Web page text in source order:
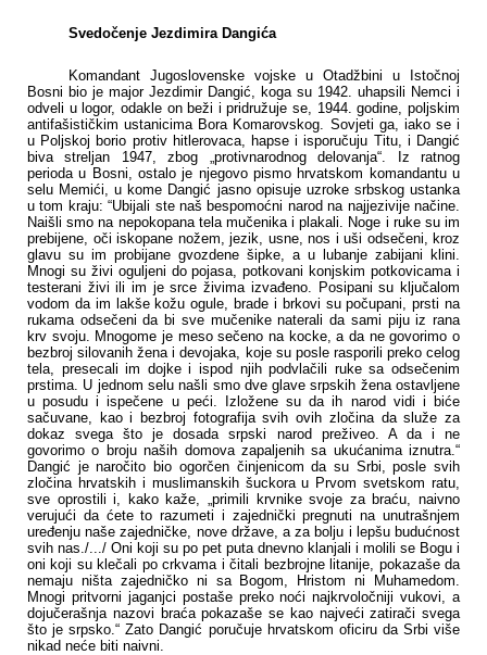
Svedočenje Jezdimira Dangića
Komandant Jugoslovenske vojske u Otadžbini u Istočnoj
Bosni bio je major Jezdimir Dangić, koga su 1942. uhapsili Nemci i
odveli u logor, odakle on beži i pridružuje se, 1944. godine, poljskim
antifašističkim ustanicima Bora Komarovskog. Sovjeti ga, iako se i
u Poljskoj borio protiv hitlerovaca, hapse i isporučuju Titu, i Dangić
biva streljan 1947, zbog „protivnarodnog delovanja“. Iz ratnog
perioda u Bosni, ostalo je njegovo pismo hrvatskom komandantu u
selu Memići, u kome Dangić jasno opisuje uzroke srbskog ustanka
u tom kraju: “Ubijali ste naš bespomoćni narod na najjezivije načine.
Naišli smo na nepokopana tela mučenika i plakali. Noge i ruke su im
prebijene, oči iskopane nožem, jezik, usne, nos i uši odsečeni, kroz
glavu su im probijane gvozdene šipke, a u lubanje zabijani klini.
Mnogi su živi oguljeni do pojasa, potkovani konjskim potkovicama i
testerani živi ili im je srce živima izvađeno. Posipani su ključalom
vodom da im lakše kožu ogule, brade i brkovi su počupani, prsti na
rukama odsečeni da bi sve mučenike naterali da sami piju iz rana
krv svoju. Mnogome je meso sečeno na kocke, a da ne govorimo o
bezbroj silovanih žena i devojaka, koje su posle rasporili preko celog
tela, presecali im dojke i ispod njih podvlačili ruke sa odsečenim
prstima. U jednom selu našli smo dve glave srpskih žena ostavljene
u posudu i ispečene u peći. Izložene su da ih narod vidi i biće
sačuvane, kao i bezbroj fotografija svih ovih zločina da služe za
dokaz svega što je dosada srpski narod preživeo. A da i ne
govorimo o broju naših domova zapaljenih sa ukućanima iznutra.“
Dangić je naročito bio ogorčen činjenicom da su Srbi, posle svih
zločina hrvatskih i muslimanskih šuckora u Prvom svetskom ratu,
sve oprostili i, kako kaže, „primili krvnike svoje za braću, naivno
verujući da ćete to razumeti i zajednički pregnuti na unutrašnjem
uređenju naše zajedničke, nove države, a za bolju i lepšu budućnost
svih nas./.../ Oni koji su po pet puta dnevno klanjali i molili se Bogu i
oni koji su klečali po crkvama i čitali bezbrojne litanije, pokazaše da
nemaju ništa zajedničko ni sa Bogom, Hristom ni Muhamedom.
Mnogi pritvorni jaganjci postaše preko noći najkrvoločniji vukovi, a
dojučerašnja nazovi braća pokazaše se kao najveći zatirači svega
što je srpsko.“ Zato Dangić poručuje hrvatskom oficiru da Srbi više
nikad neće biti naivni.